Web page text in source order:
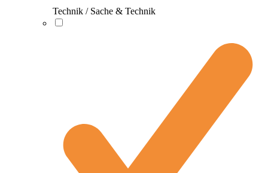
Technik / Sache & Technik